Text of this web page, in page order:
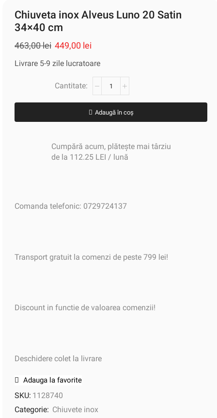
Chiuveta inox Alveus Luno 20 Satin
34×40 cm
463,00lei 449,00 lei
Livrare 5-9 zile lucratoare
Adaugă în coș
Cumpără acum, plătește mai târziu
de la 112.25 LEI / lună
Comanda telefonic: 0729724137
Transport gratuit la comenzi de peste 799 lei!
Discount in functie de valoarea comenzii!
Deschidere colet la livrare
Adauga la favorite
SKU: 1128740
Categorie: Chiuvete inox